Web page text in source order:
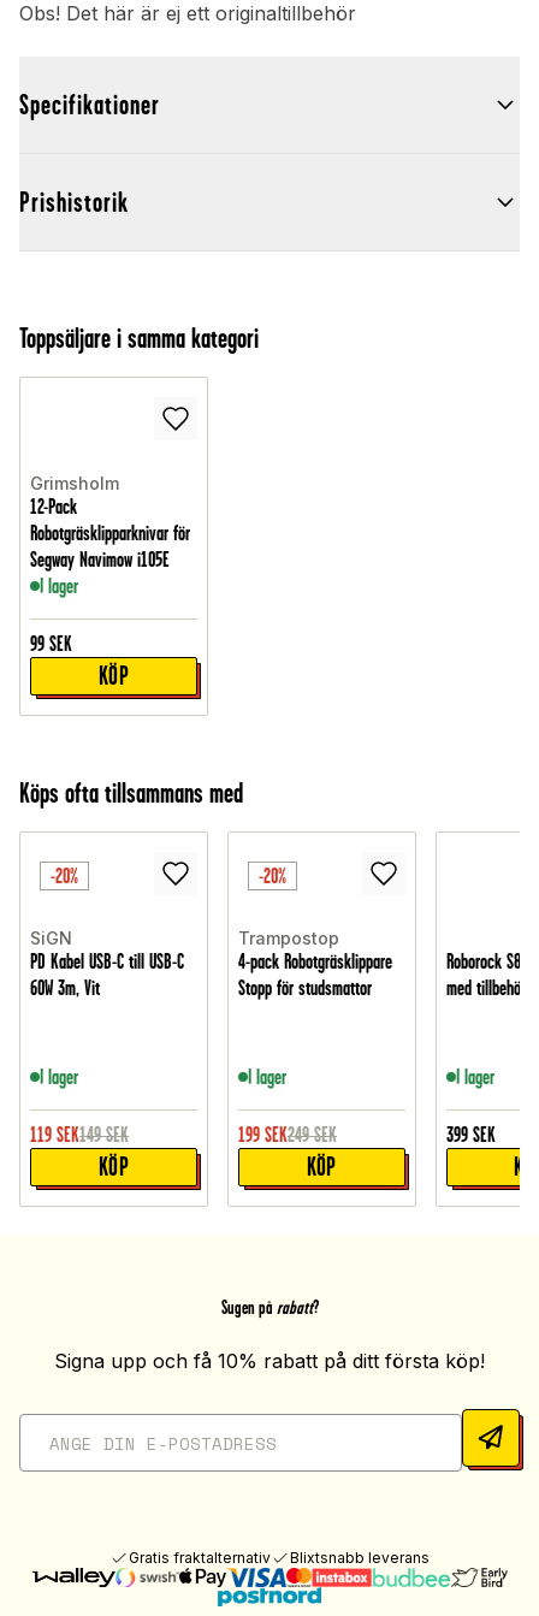
Obs! Det här är ej ett originaltillbehör
Specifikationer
Prishistorik
Toppsäljare i samma kategori
Grimsholm
12-Pack
Robotgräsklipparknivar för
Segway Navimow i105E
I lager
99 SEK
KÖP
Köps ofta tillsammans med
-20%
SiGN
PD Kabel USB-C till USB-C
60W 3m, Vit
I lager
119 SEK149 SEK
KÖP
-20%
Trampostop
4-pack Robotgräsklippare
Stopp för studsmattor
I lager
199 SEK249 SEK
KÖP
Roborock S8
med tillbehör
I lager
399 SEK
Sugen på rabatt?
Signa upp och få 10% rabatt på ditt första köp!
Gratis fraktalternativ Blixtsnabb leverans